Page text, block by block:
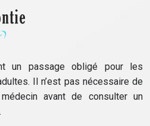
un passage obligé pour les
Il n’est pas nécessaire de
avant de consulter un